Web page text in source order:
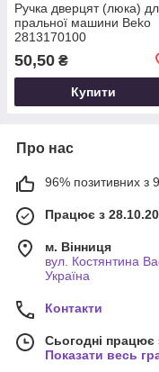
Ручка дверцят (люка)
пральної машини Beko
2813170100
50,50 ₴
Купити
Про нас
96% позитивних з
Працює з
м. Вінниця
вул. Костянтина
Україна
Контакти
Сьогодні працює
Показати весь